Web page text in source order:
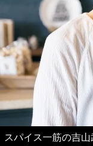
スパイス一筋の吉